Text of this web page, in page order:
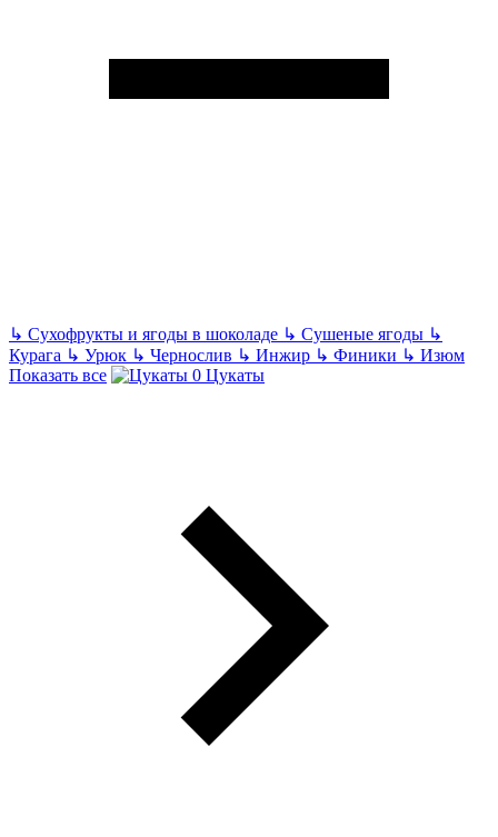
↳ Сухофрукты и ягоды в шоколаде ↳ Сушеные ягоды ↳
Курага ↳ Урюк ↳ Чернослив ↳ Инжир ↳ Финики ↳ Изюм
Показать все
Цукаты